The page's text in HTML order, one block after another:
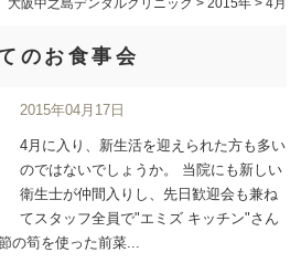
大阪中之島デンタルクリニック > 2015年> 4月
のお食事会
2015年04月17日
4月に入り、新生活を迎えられた方も多い
のではないでしょうか。 当院にも新しい
衛生士が仲間入りし、先日歓迎会も兼ね
てスタッフ全員で"エミズ キッチン"さん
の筍を使った前菜...